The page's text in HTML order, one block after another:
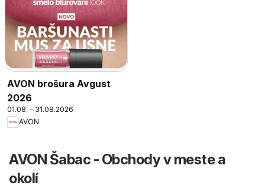
AVON brošura Avgust
2026
01.08. - 31.08.2026
AVON
AVON Šabac - Obchody v meste a
okolí